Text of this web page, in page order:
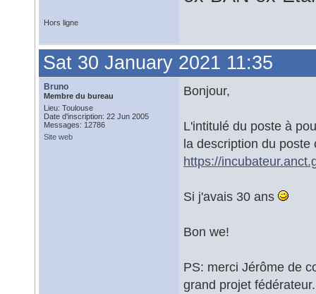
Hors ligne
Sat 30 January 2021 11:35
Bruno
Membre du bureau
Lieu: Toulouse
Date d'inscription: 22 Jun 2005
Messages: 12786
Site web
Bonjour,
L'intitulé du poste à
la description du
https://
Si j'avais 30 ans
Bon we!
PS: merci Jérôme de
grand projet